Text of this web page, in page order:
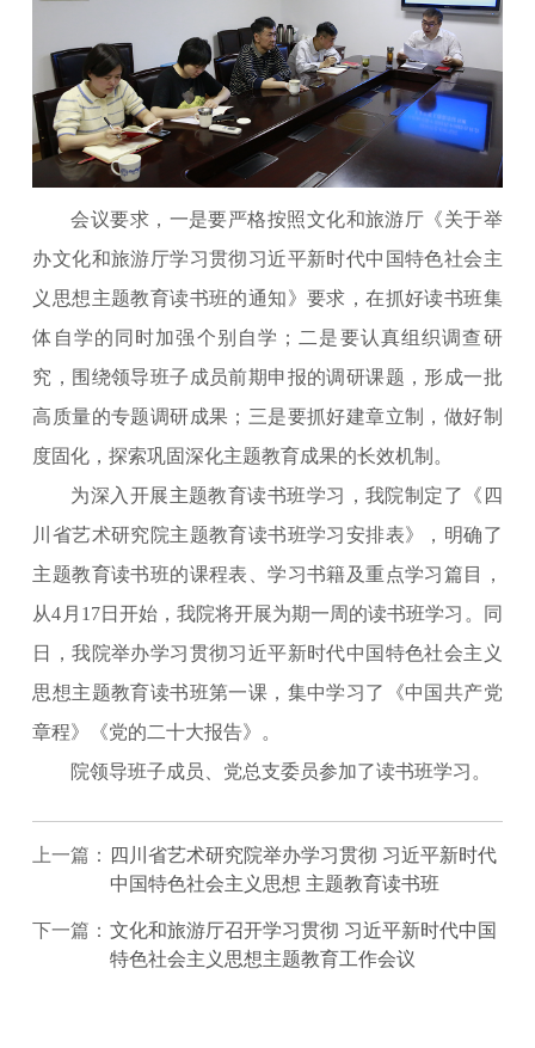
会议要求，一是要严格按照文化和旅游厅《关于举
办文化和旅游厅学习贯彻习近平新时代中国特色社会主
义思想主题教育读书班的通知》要求，在抓好读书班集
体自学的同时加强个别自学；二是要认真组织调查研
究，围绕领导班子成员前期申报的调研课题，形成一批
高质量的专题调研成果；三是要抓好建章立制，做好制
度固化，探索巩固深化主题教育成果的长效机制。
为深入开展主题教育读书班学习，我院制定了《四
川省艺术研究院主题教育读书班学习安排表》，明确了
主题教育读书班的课程表、学习书籍及重点学习篇目，
从4月17日开始，我院将开展为期一周的读书班学习。同
日，我院举办学习贯彻习近平新时代中国特色社会主义
思想主题教育读书班第一课，集中学习了《中国共产党
章程》《党的二十大报告》。
院领导班子成员、党总支委员参加了读书班学习。
上一篇： 四川省艺术研究院举办学习贯彻 习近平新时代
中国特色社会主义思想 主题教育读书班
下一篇： 文化和旅游厅召开学习贯彻 习近平新时代中国
特色社会主义思想主题教育工作会议